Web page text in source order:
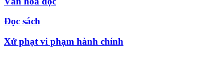
Đọc sách
Xử phạt vi phạm hành chính